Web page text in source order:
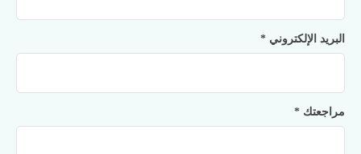
مراجعتك *
البريد الإلكتروني *